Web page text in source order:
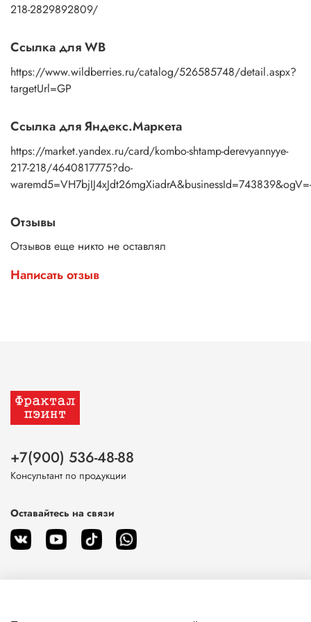
218-2829892809/
Ссылка для WB
https://www.wildberries.ru/catalog/526585748/detail.aspx?
targetUrl=GP
Ссылка для Яндекс.Маркета
https://market.yandex.ru/card/kombo-shtamp-derevyannyye-
217-218/4640817775?do-
Отзывы
Отзывов еще никто не оставлял
Написать отзыв
+7(900) 536-48-88
Консультант по продукции
Оставайтесь на связи